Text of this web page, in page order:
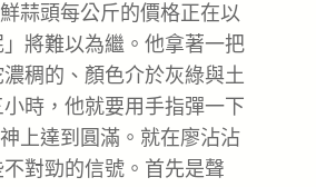
蒜頭每公斤的價格正在以
將難以為繼。他拿著一把
稠的、顏色介於灰綠與土
時，他就要用手指彈一下
上達到圓滿。就在廖沾沾
對勁的信號。首先是聲